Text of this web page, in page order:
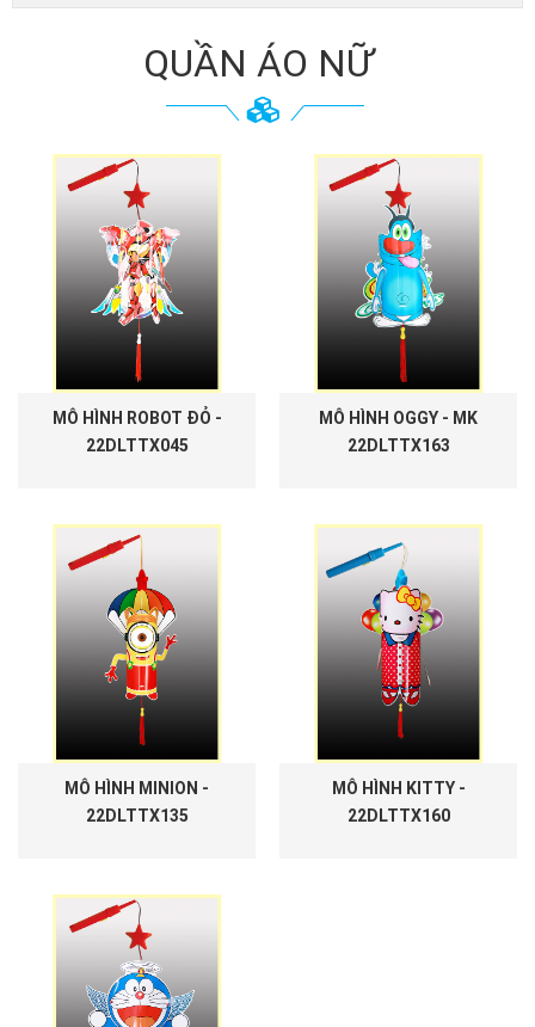
QUẦN ÁO NỮ
MÔ HÌNH ROBOT ĐỎ -
22DLTTX045
MÔ HÌNH OGGY - MK
22DLTTX163
MÔ HÌNH MINION -
22DLTTX135
MÔ HÌNH KITTY -
22DLTTX160